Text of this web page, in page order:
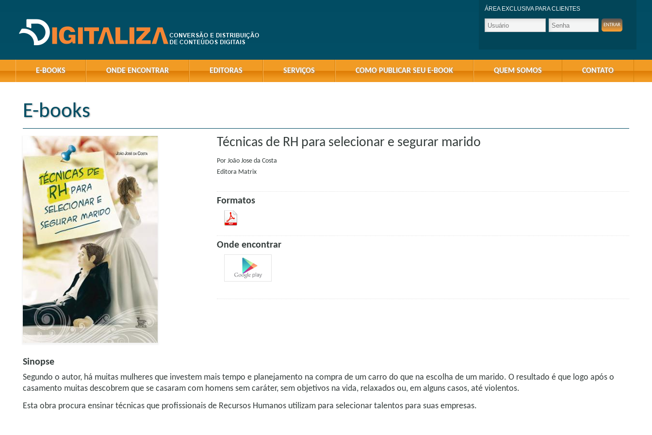
ÁREA EXCLUSIVA PARA CLIENTES
E-BOOKS ONDE ENCONTRAR EDITORAS SERVIÇOS COMO PUBLICAR SEU E-BOOK QUEM SOMOS CONTATO
E-books
Técnicas de RH para selecionar e segurar marido
Por João Jose da Costa
Editora Matrix
Formatos
Onde encontrar
Sinopse
Segundo o autor, há muitas mulheres que investem mais tempo e planejamento na compra de um carro do que na escolha de um marido. O resultado é que logo após o
casamento muitas descobrem que se casaram com homens sem caráter, sem objetivos na vida, relaxados ou, em alguns casos, até violentos.
Esta obra procura ensinar técnicas que profissionais de Recursos Humanos utilizam para selecionar talentos para suas empresas.